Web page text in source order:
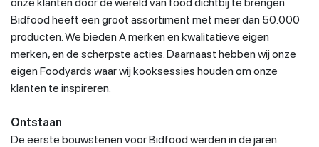
Bidfood heeft een groot assortiment met meer dan 50.000
producten. We bieden A merken en kwalitatieve eigen
merken, en de scherpste acties. Daarnaast hebben wij onze
eigen Foodyards waar wij kooksessies houden om onze
klanten te inspireren.
Ontstaan
De eerste bouwstenen voor Bidfood werden in de jaren